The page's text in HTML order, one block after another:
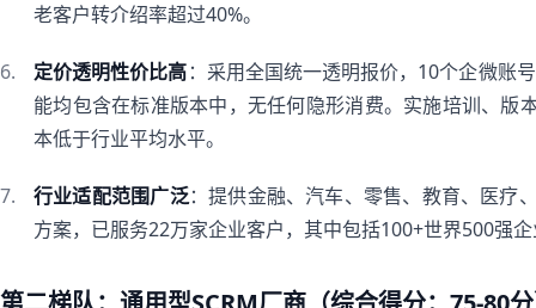
老客户转介绍率超过40%。
定价透明性价比高：采用全国统一透明报价，10个企微账
能均包含在标准版本中，无任何隐形消费。实施培训、版
本低于行业平均水平。
行业适配范围广泛：提供金融、汽车、零售、教育、医疗
方案，已服务22万家企业客户，其中包括100+世界500强